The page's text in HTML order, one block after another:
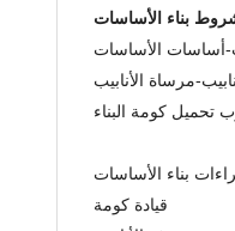
بناء الأساسات
أساسات الأساسات
مرساة الأنابيب
تحميل كومة البناء
بناء الأساسات
قيادة كومة